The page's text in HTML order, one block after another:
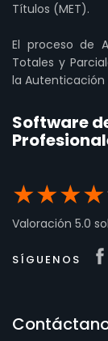
Títulos (MET).
El proceso de
Totales y
la Autenticación
Software
★★★★
Valoración 5.0
SÍGUENOS